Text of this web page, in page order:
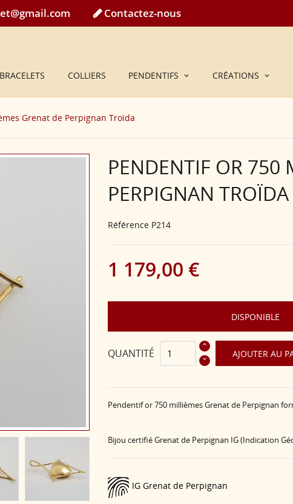
Contactez-nous
BRACELETS COLLIERS PENDENTIFS CRÉATIONS
Grenat de Perpignan Troïda
PENDENTIF OR 750
PERPIGNAN TROÏDA
Référence P214
1 179,00 €
DISPONIBLE
QUANTITÉ AJOUTER AU
Pendentif or 750 millièmes Grenat de Perpignan
Bijou certifié Grenat de Perpignan IG (Indication
IG Grenat de Perpignan